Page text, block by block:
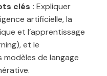
clés : Expliquer
artificielle, la
et l’apprentissage
et le
de langage